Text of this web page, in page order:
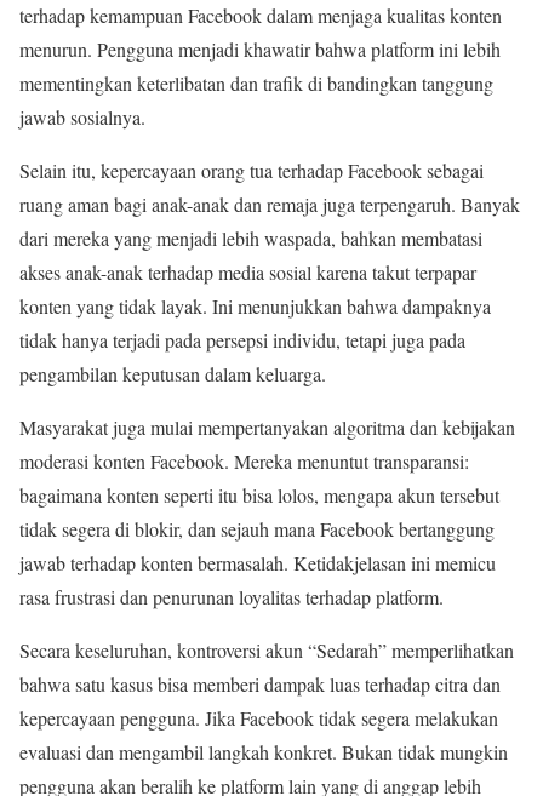
terhadap kemampuan Facebook dalam menjaga kualitas konten
menurun. Pengguna menjadi khawatir bahwa platform ini lebih
mementingkan keterlibatan dan trafik di bandingkan tanggung
jawab sosialnya.
Selain itu, kepercayaan orang tua terhadap Facebook sebagai
ruang aman bagi anak-anak dan remaja juga terpengaruh. Banyak
dari mereka yang menjadi lebih waspada, bahkan membatasi
akses anak-anak terhadap media sosial karena takut terpapar
konten yang tidak layak. Ini menunjukkan bahwa dampaknya
tidak hanya terjadi pada persepsi individu, tetapi juga pada
pengambilan keputusan dalam keluarga.
Masyarakat juga mulai mempertanyakan algoritma dan kebijakan
moderasi konten Facebook. Mereka menuntut transparansi:
bagaimana konten seperti itu bisa lolos, mengapa akun tersebut
tidak segera di blokir, dan sejauh mana Facebook bertanggung
jawab terhadap konten bermasalah. Ketidakjelasan ini memicu
rasa frustrasi dan penurunan loyalitas terhadap platform.
Secara keseluruhan, kontroversi akun “Sedarah” memperlihatkan
bahwa satu kasus bisa memberi dampak luas terhadap citra dan
kepercayaan pengguna. Jika Facebook tidak segera melakukan
evaluasi dan mengambil langkah konkret. Bukan tidak mungkin
pengguna akan beralih ke platform lain yang di anggap lebih